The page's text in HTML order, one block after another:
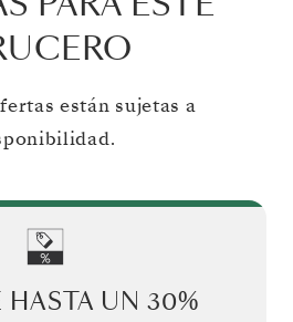
están sujetas a
UN 30%